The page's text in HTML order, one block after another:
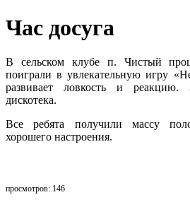
Час досуга
В сельском клубе п. Чистый
поиграли в увлекательную игру
развивает ловкость и реакцию.
дискотека.
Все ребята получили массу
хорошего настроения.
просмотров: 146